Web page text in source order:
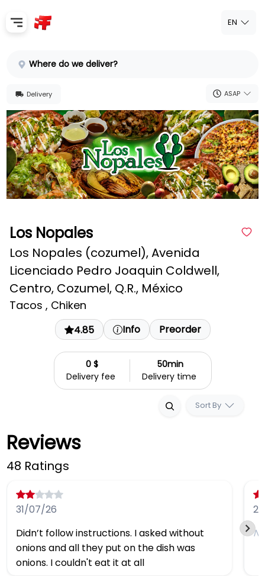
SignUp
EN
Where do we deliver?
Delivery ASAP
Los Nopales
Los Nopales (cozumel), Avenida
Licenciado Pedro Joaquin Coldwell,
Centro, Cozumel, Q.R., México
Tacos , Chiken
4.85 Info Preorder
0 $
Delivery fee
50min
Delivery time
Sort By
Reviews
48 Ratings
31/07/26
Didn’t follow instructions. I asked without
onions and all they put on the dish was
onions. I couldn't eat it at all